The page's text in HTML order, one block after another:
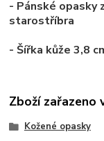
- Pánské opasky
starostříbra
- Šířka kůže 3,8
Zboží zařazeno
Kožené opasky